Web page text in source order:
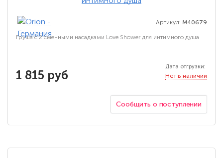
Артикул: M40679
Груша с 2 сменными насадками Love Shower для интимного душа
1 815 руб
Дата отгрузки:
Нет в наличии
Сообщить о поступлении